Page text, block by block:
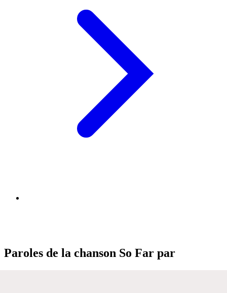
Paroles de la chanson So Far par